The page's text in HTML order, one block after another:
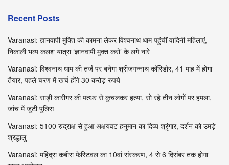
Recent Posts
Varanasi: ज्ञानवापी मुक्ति की कामना लेकर विश्वनाथ धाम पहुंचीं वादिनी महिलाएं,
निकाली भव्य कलश यात्रा ‘ज्ञानवापी मुक्त करो’ के लगे नारे
Varanasi: विश्वनाथ धाम की तर्ज पर बनेगा श्रीजगन्नाथ कॉरिडोर, 41 माह में होगा
तैयार, पहले चरण में खर्च होंगे 30 करोड़ रुपये
Varanasi: साड़ी कारीगर की पत्थर से कुचलकर हत्या, सो रहे तीन लोगों पर हमला,
जांच में जुटी पुलिस
Varanasi: 5100 रुद्राक्ष से हुआ अक्षयवट हनुमान का दिव्य श्रृंगार, दर्शन को उमड़े
श्रद्धालु
Varanasi: महिंद्रा कबीरा फेस्टिवल का 10वां संस्करण, 4 से 6 दिसंबर तक होगा